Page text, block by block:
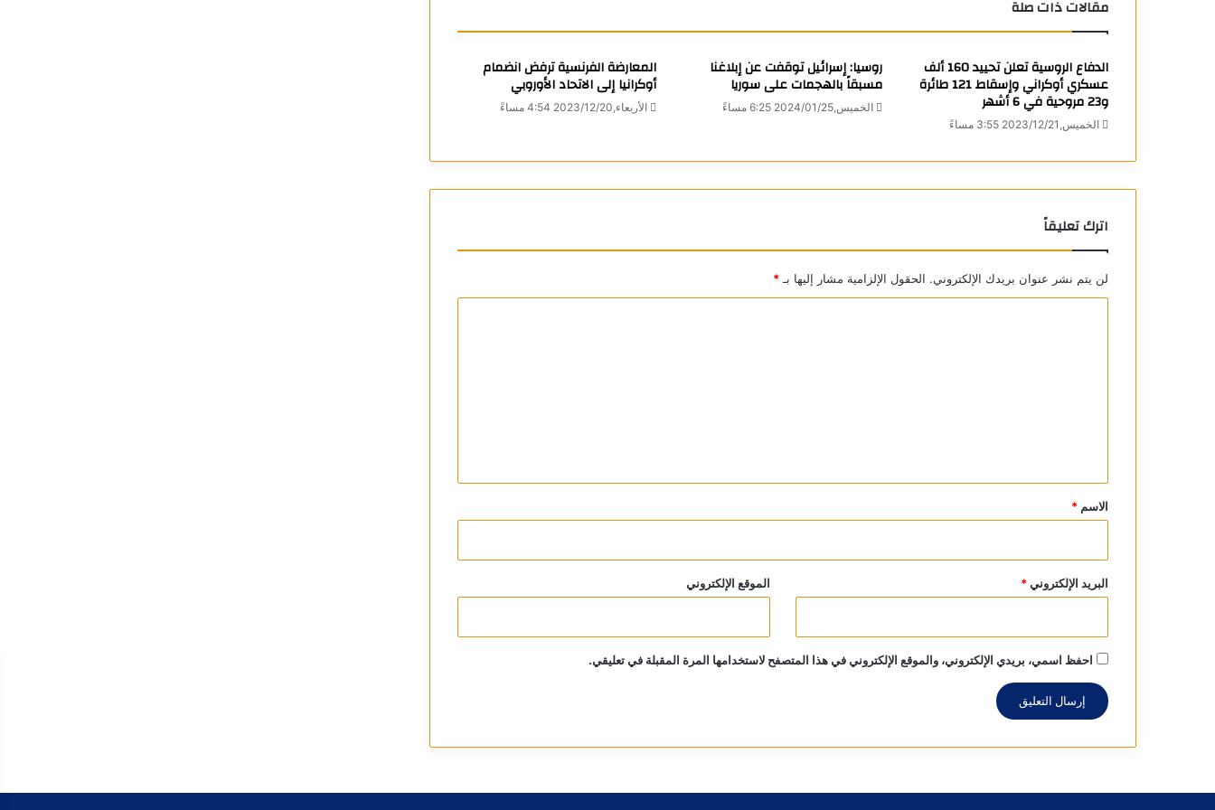
مقالات ذات صلة
الدفاع الروسية تعلن تحييد 160 ألف
عسكري أوكراني وإسقاط 121 طائرة
و23 مروحية في 6 أشهر
الخميس,2023/12/21 3:55 مساءً
روسيا: إسرائيل توقفت عن إبلاغنا
مسبقاً بالهجمات على سوريا
الخميس,2024/01/25 6:25 مساءً
المعارضة الفرنسية ترفض انضمام
أوكرانيا إلى الاتحاد الأوروبي
الأربعاء,2023/12/20 4:54 مساءً
اترك تعليقاً
لن يتم نشر عنوان بريدك الإلكتروني. الحقول الإلزامية مشار إليها بـ *
*
الاسم *
البريد الإلكتروني* الموقع الإلكتروني
احفظ اسمي، بريدي الإلكتروني، والموقع الإلكتروني في هذا المتصفح لاستخدامها المرة المقبلة في تعليقي.